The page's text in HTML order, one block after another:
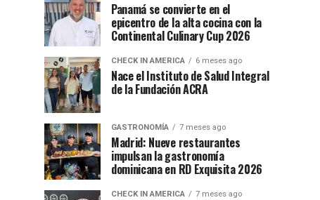
Panamá se convierte en el
epicentro de la alta cocina con la
Continental Culinary Cup 2026
CHECK IN AMERICA 6 meses ago
Nace el Instituto de Salud Integral
de la Fundación ACRA
GASTRONOMÍA 7 meses ago
Madrid: Nueve restaurantes
impulsan la gastronomía
dominicana en RD Exquisita 2026
CHECK IN AMERICA 7 meses ago